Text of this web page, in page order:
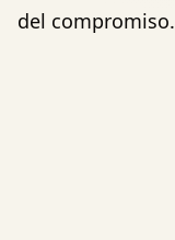
del compromiso.